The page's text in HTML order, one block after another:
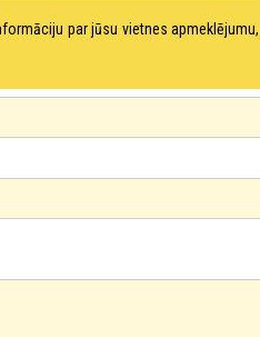
par jūsu vietnes